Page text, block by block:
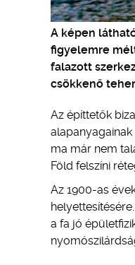
A képen
figyelemre
falazott
csökkenő
Az építtetők
ma már nem
Föld felszíni
Az 1900-as
a fa jó